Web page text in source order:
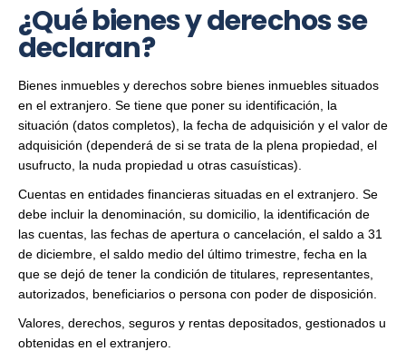
¿Qué bienes y derechos se
declaran?
Bienes inmuebles y derechos sobre bienes inmuebles situados
en el extranjero. Se tiene que poner su identificación, la
situación (datos completos), la fecha de adquisición y el valor de
adquisición (dependerá de si se trata de la plena propiedad, el
usufructo, la nuda propiedad u otras casuísticas).
Cuentas en entidades financieras situadas en el extranjero. Se
debe incluir la denominación, su domicilio, la identificación de
las cuentas, las fechas de apertura o cancelación, el saldo a 31
de diciembre, el saldo medio del último trimestre, fecha en la
que se dejó de tener la condición de titulares, representantes,
autorizados, beneficiarios o persona con poder de disposición.
Valores, derechos, seguros y rentas depositados, gestionados u
obtenidas en el extranjero.